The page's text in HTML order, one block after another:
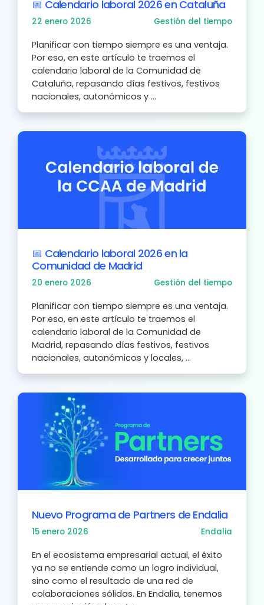
📅 Calendario laboral 2026 en Cataluña
22 enero 2026 Gestión del tiempo
Planificar con tiempo siempre es una ventaja.
Por eso, en este artículo te traemos el
calendario laboral de la Comunidad de
Cataluña, repasando días festivos, festivos
nacionales, autonómicos y ...
📅 Calendario laboral 2026 en la
Comunidad de Madrid
20 enero 2026 Gestión del tiempo
Planificar con tiempo siempre es una ventaja.
Por eso, en este artículo te traemos el
calendario laboral de la Comunidad de
Madrid, repasando días festivos, festivos
nacionales, autonómicos y locales, ...
Nuevo Programa de Partners de Endalia
15 enero 2026 Endalia
En el ecosistema empresarial actual, el éxito
ya no se entiende como un logro individual,
sino como el resultado de una red de
colaboraciones sólidas. En Endalia, tenemos